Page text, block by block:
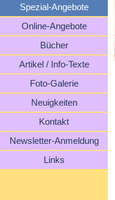
Spezial-Angebote
Online-Angebote
Bücher
Artikel / Info-Texte
Foto-Galerie
Neuigkeiten
Kontakt
Newsletter-Anmeldung
Links